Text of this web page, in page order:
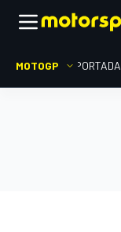
MOTOGP PORTADA